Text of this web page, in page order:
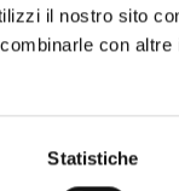
il nostro sito
con
Statistiche